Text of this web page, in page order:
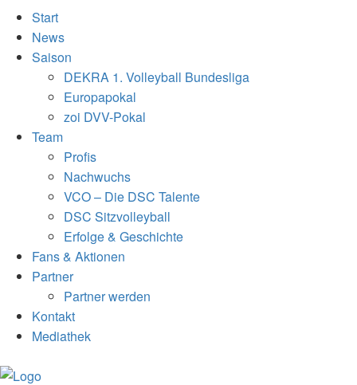
Start
News
Saison
DEKRA 1. Volleyball Bundesliga
Europapokal
zoi DVV-Pokal
Team
Profis
Nachwuchs
VCO – Die DSC Talente
DSC Sitzvolleyball
Erfolge & Geschichte
Fans & Aktionen
Partner
Partner werden
Kontakt
Mediathek